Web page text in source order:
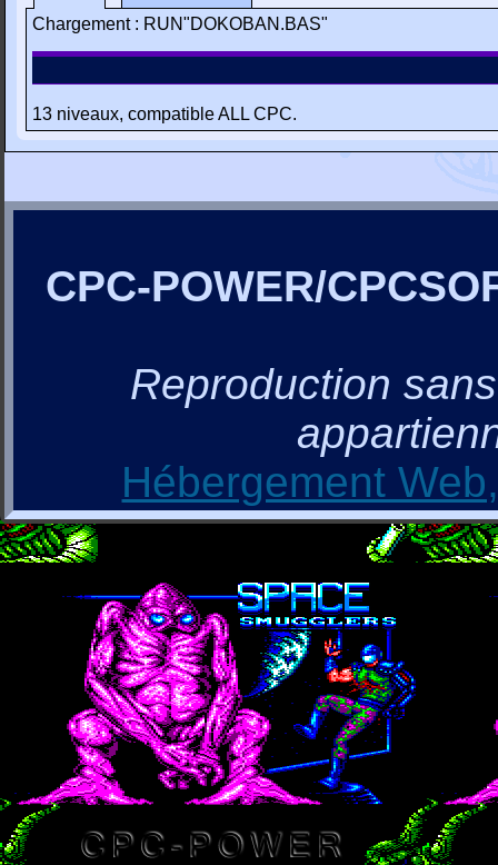
Chargement : RUN"DOKOBAN.BAS"
13 niveaux, compatible ALL CPC.
CPC-POWER/
Reproduction
Hébergement